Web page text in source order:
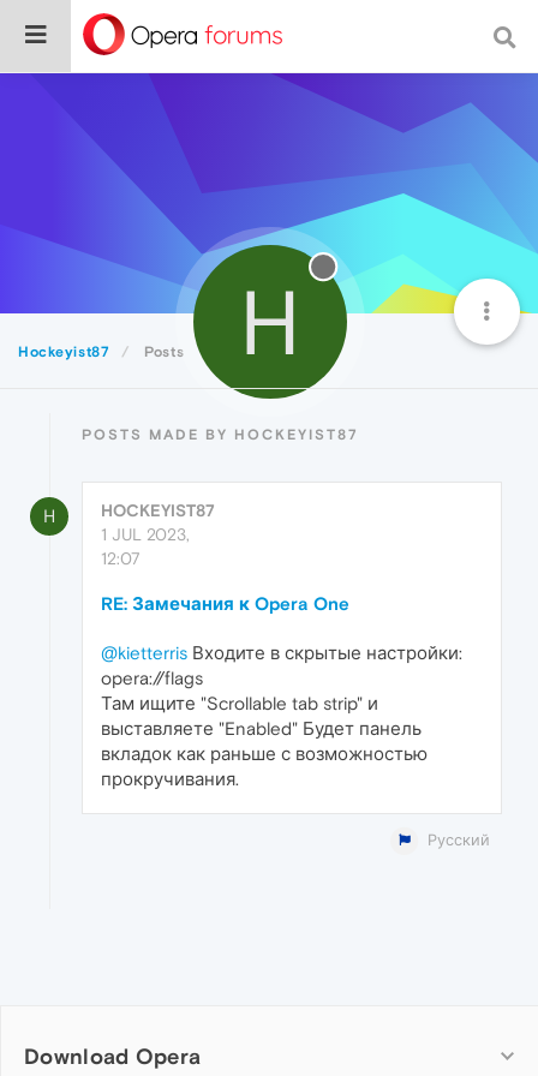
Hockeyist87 Posts H
POSTS MADE BY HOCKEYIST87
H
HOCKEYIST87
1 JUL 2023,
12:07
RE: Замечания к Opera One
@kietterris Входите в скрытые настройки:
opera://flags
Там ищите "Scrollable tab strip" и
выставляете "Enabled" Будет панель
вкладок как раньше с возможностью
прокручивания.
Русский
Download Opera